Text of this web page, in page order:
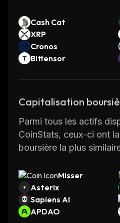
Cash Cat
XRP
Cronos
Bittensor
Capitalisation
Parmi tous les actifs
CoinStats, ceux-ci ont
boursière la plus
Misser
Asterix
Sapiens AI
APDAO